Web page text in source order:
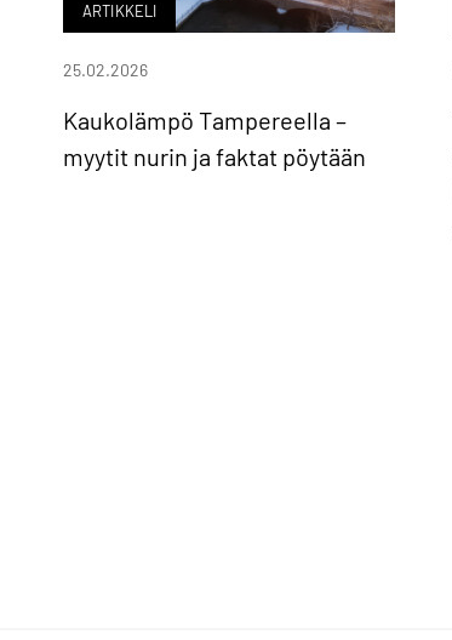
ARTIKKELI
Kaukolämpö Tampereella –
myytit nurin ja faktat pöytään
25.02.2026